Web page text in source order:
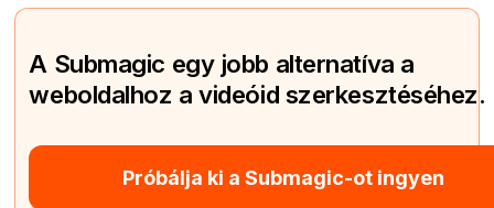
A Submagic egy jobb alternatíva a
weboldalhoz a videóid szerkesztéséhez.
Próbálja ki a Submagic-ot ingyen